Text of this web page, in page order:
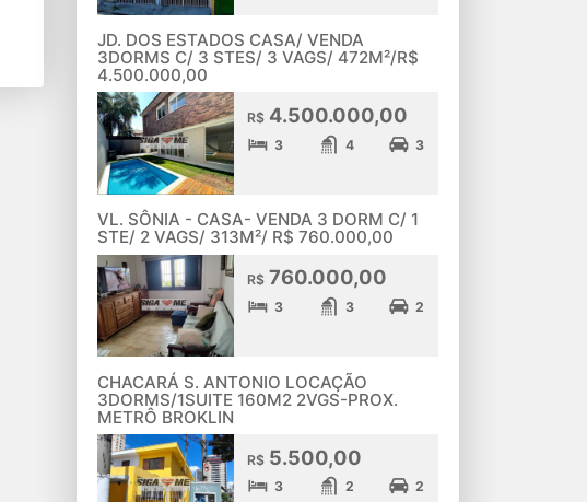
JD. DOS ESTADOS CASA/ VENDA
3DORMS C/ 3 STES/ 3 VAGS/ 472M²/R$
4.500.000,00
R$4.500.000,00
3 4 3
VL. SÔNIA - CASA- VENDA 3 DORM C/ 1
STE/ 2 VAGS/ 313M²/ R$ 760.000,00
R$760.000,00
3 3 2
CHACARÁ S. ANTONIO LOCAÇÃO
3DORMS/1SUITE 160M2 2VGS-PROX.
METRÔ BROKLIN
R$5.500,00
3 2 2